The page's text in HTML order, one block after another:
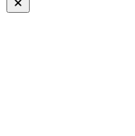
Close